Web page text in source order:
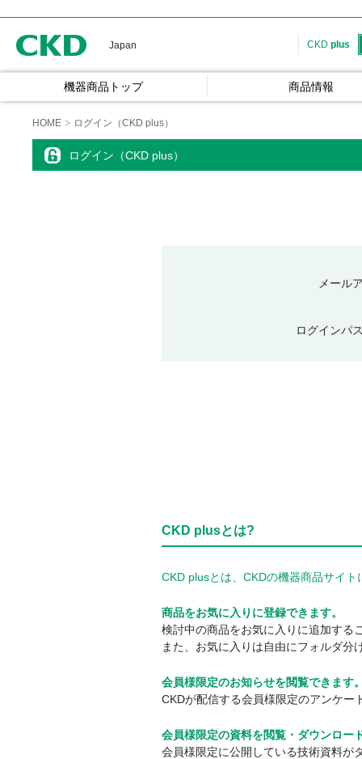
Japan CKD plus
機器商品トップ 商品情報
HOME ログイン（CKD plus）
ログイン（CKD plus）
メール
ログインパ
CKD plusとは?
CKD plusとは、CKDの機器商品サイ
商品をお気に入りに登録できます。
検討中の商品をお気に入りに追加する
また、お気に入りは自由にフォルダ
会員様限定のお知らせを閲覧できます
CKDが配信する会員様限定のアンケー
会員様限定の資料を閲覧・ダウンロー
会員様限定に公開している技術資料が